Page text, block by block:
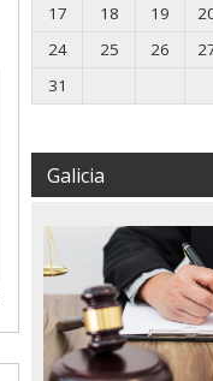
17
18 19
24
25 26
31
Galicia